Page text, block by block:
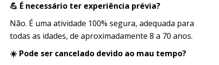
💪 É necessário ter experiência prévia?
Não. É uma atividade 100% segura, adequada para
todas as idades, de aproximadamente 8 a 70 anos.
☀️ Pode ser cancelado devido ao mau tempo?